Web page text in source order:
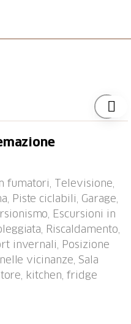
posizione tranquilla,
centralizzato.
fino alla casa. Box
2 km, ristorante 2
da scola" 700 m,
1 km. Campo da golf (9
2 km, sciovia 2
di sci 2 km. Pista
della teleferica
fumatori, Televisione,
Piste ciclabili, Garage,
Escursioni in
Riscaldamento,
invernali, Posizione
vicinanze, Sala
kitchen, fridge